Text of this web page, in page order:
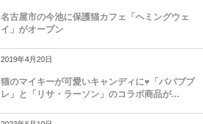
名古屋市の今池に保護猫カフェ「ヘミングウェ
イ」がオープン
2019年4月20日
猫のマイキーが可愛いキャンディに♥「パパブブ
レ」と「リサ・ラーソン」のコラボ商品が...